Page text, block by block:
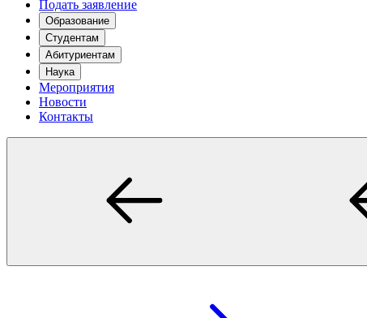
Подать заявление
Образование
Студентам
Абитуриентам
Наука
Мероприятия
Новости
Контакты